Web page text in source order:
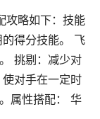
攻略如下：技能
得分技能。 飞
挑剔：减少对
对手在一定时
属性搭配： 华